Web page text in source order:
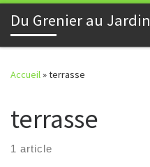
Skip to content
Du Grenier au Jardin
Accueil»terrasse
terrasse
1 article